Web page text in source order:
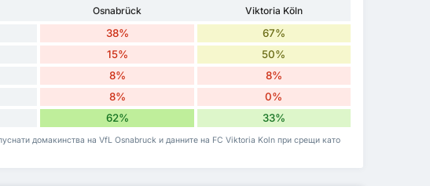
Osnabrück
Viktoria Köln
38% 67%
15% 50%
8% 8%
8% 0%
62% 33%
домакинства на VfL Osnabruck и данните на FC Viktoria Koln при срещи като